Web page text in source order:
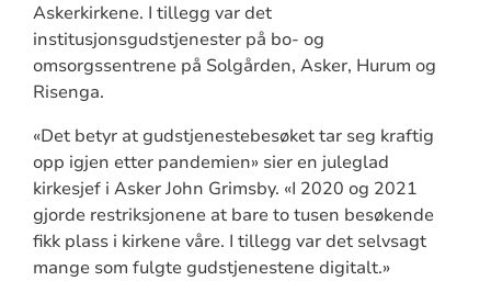
Askerkirkene. I tillegg var det
institusjonsgudstjenester på bo- og
omsorgssentrene på Solgården, Asker, Hurum og
Risenga.
«Det betyr at gudstjenestebesøket tar seg kraftig
opp igjen etter pandemien» sier en juleglad
kirkesjef i Asker John Grimsby. «I 2020 og 2021
gjorde restriksjonene at bare to tusen besøkende
fikk plass i kirkene våre. I tillegg var det selvsagt
mange som fulgte gudstjenestene digitalt.»